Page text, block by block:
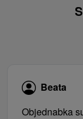
Beata
Objednabka